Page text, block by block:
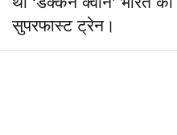
सुपरफास्ट ट्रेन।